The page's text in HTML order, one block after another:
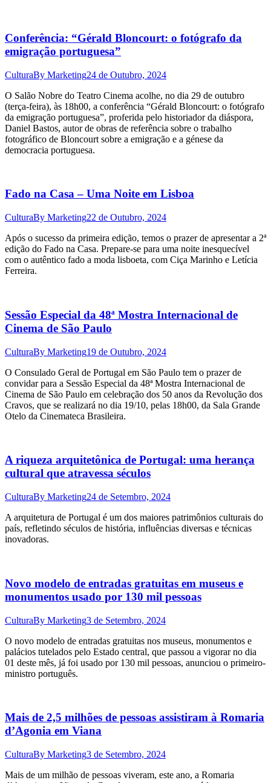
Conferência: “Gérald Bloncourt: o fotógrafo da
emigração portuguesa”
CulturaBy Marketing24 de Outubro, 2024
O Salão Nobre do Teatro Cinema acolhe, no dia 29 de outubro
(terça-feira), às 18h00, a conferência “Gérald Bloncourt: o fotógrafo
da emigração portuguesa”, proferida pelo historiador da diáspora,
Daniel Bastos, autor de obras de referência sobre o trabalho
fotográfico de Bloncourt sobre a emigração e a génese da
democracia portuguesa.
Fado na Casa – Uma Noite em Lisboa
CulturaBy Marketing22 de Outubro, 2024
Após o sucesso da primeira edição, temos o prazer de apresentar a 2ª
edição do Fado na Casa. Prepare-se para uma noite inesquecível
com o autêntico fado a moda lisboeta, com Ciça Marinho e Letícia
Ferreira.
Sessão Especial da 48ª Mostra Internacional de
Cinema de São Paulo
CulturaBy Marketing19 de Outubro, 2024
O Consulado Geral de Portugal em São Paulo tem o prazer de
convidar para a Sessão Especial da 48ª Mostra Internacional de
Cinema de São Paulo em celebração dos 50 anos da Revolução dos
Cravos, que se realizará no dia 19/10, pelas 18h00, da Sala Grande
Otelo da Cinemateca Brasileira.
A riqueza arquitetônica de Portugal: uma herança
cultural que atravessa séculos
CulturaBy Marketing24 de Setembro, 2024
A arquitetura de Portugal é um dos maiores patrimônios culturais do
país, refletindo séculos de história, influências diversas e técnicas
inovadoras.
Novo modelo de entradas gratuitas em museus e
monumentos usado por 130 mil pessoas
CulturaBy Marketing3 de Setembro, 2024
O novo modelo de entradas gratuitas nos museus, monumentos e
palácios tutelados pelo Estado central, que passou a vigorar no dia
01 deste mês, já foi usado por 130 mil pessoas, anunciou o primeiro-
ministro português.
Mais de 2,5 milhões de pessoas assistiram à Romaria
d’Agonia em Viana
CulturaBy Marketing3 de Setembro, 2024
Mais de um milhão de pessoas viveram, este ano, a Romaria